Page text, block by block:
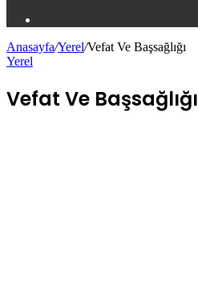
...
Anasayfa/Yerel/Vefat Ve Başsağlığı
Yerel
Vefat Ve Başsağlığı